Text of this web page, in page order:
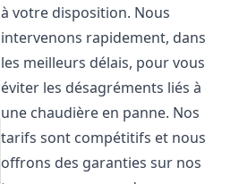
à votre disposition. Nous
intervenons rapidement, dans
les meilleurs délais, pour vous
éviter les désagréments liés à
une chaudière en panne. Nos
tarifs sont compétitifs et nous
offrons des garanties sur nos